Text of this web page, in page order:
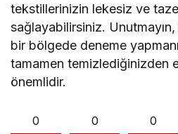
tekstillerinizin lekesiz ve taze
sağlayabilirsiniz.
bir bölgede deneme
tamamen temizlediğinizden
önemlidir.
0 0 0